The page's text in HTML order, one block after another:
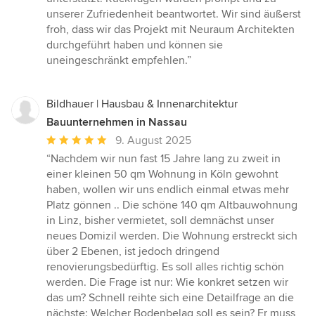
unserer Zufriedenheit beantwortet. Wir sind äußerst
froh, dass wir das Projekt mit Neuraum Architekten
durchgeführt haben und können sie
uneingeschränkt empfehlen.”
Bildhauer | Hausbau & Innenarchitektur
Bauunternehmen in Nassau
Durchschnittliche
Bewertung:
5
von
5
Sternen
9. August 2025
“Nachdem wir nun fast 15 Jahre lang zu zweit in
einer kleinen 50 qm Wohnung in Köln gewohnt
haben, wollen wir uns endlich einmal etwas mehr
Platz gönnen .. Die schöne 140 qm Altbauwohnung
in Linz, bisher vermietet, soll demnächst unser
neues Domizil werden. Die Wohnung erstreckt sich
über 2 Ebenen, ist jedoch dringend
renovierungsbedürftig. Es soll alles richtig schön
werden. Die Frage ist nur: Wie konkret setzen wir
das um? Schnell reihte sich eine Detailfrage an die
nächste: Welcher Bodenbelag soll es sein? Er muss